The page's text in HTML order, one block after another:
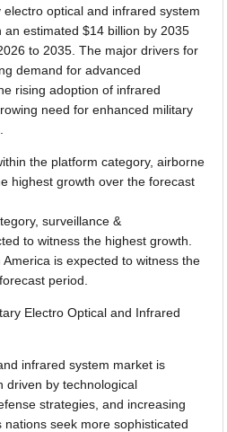
optical and infrared system
estimated $14 billion by 2035
to 2035. The major drivers for
demand for advanced
rising adoption of infrared
need for enhanced military
the platform category, airborne
highest growth over the forecast
surveillance &
to witness the highest growth.
is expected to witness the
period.
Electro Optical and Infrared
infrared system market is
driven by technological
strategies, and increasing
nations seek more sophisticated